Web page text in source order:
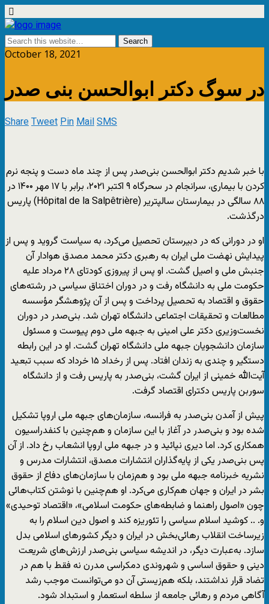
October 18, 2021
در سوگ دکتر ابوالحسن بنی صدر
ShareTweetPinMailSMS
با خبر شدیم دکتر ابوالحسن بنی‌صدر پس از چند ماه دست و پنجه نرم
کردن با بیماری، سرانجام در سحرگاه ۹ اکتبر ۲۰۲۱، برابر با ۱۷ مهر ۱۴۰۰ در
۸۸ سالگی در بیمارستان سالپتریر (Hôpital de la Salpêtrière) پاریس
درگذشت.
او در دورانی که در دبیرستان تحصیل می‌کرد، به سیاست گروید و پس از
پیدایش نهضت ملی ایران به رهبری دکتر محمد مصدق هوادار آن
جنبش ملی و اصیل گشت. او پس از پیروزی کودتای ۲۸ مرداد علیه
حکومت ملی به دانشگاه رفت و در دوران اختناق سیاسی در رشته‌های
حقوق و اقتصاد به تحصیل پرداخت و پس از آن پژوهشگر مؤسسه
مطالعات و تحقیقات اجتماعی دانشگاه تهران شد. بنی‌صدر در دوران
نخست‌وزیری دکتر علی امینی به جبهه ملی دوم پیوست و مسئول
سازمان‌ دانشجویان جبهه ملی دانشگاه تهران گشت. او در این رابطه
دستگیر و چندی به زندان افتاد. پس از رخداد ۱۵ خرداد که سبب تبعید
آیت‌الله خمینی از ایران گشت، بنی‌صدر به پاریس رفت و از دانشگاه
سوربن پاریس دکترای اقتصاد گرفت.
پیش از آمدن بنی‌صدر به فرانسه، سازمان‌های جبهه ملی اروپا تشکیل
شده بود و بنی‌صدر در آغاز با این سازمان و هم‌چنین با کنفدراسیون
همکاری کرد. اما دیری نپائید و در جبهه ملی اروپا انشعاب رخ داد. از آن
پس بنی‌صدر یکی از پایه‌گذاران انتشارات مصدق، انتشارات مدرس و
نشریه خبرنامه جبهه ملی بود و هم‌زمان با سازمان‌های دفاع از حقوق
بشر در ایران و جهان هم‌کاری می‌کرد. او هم‌چنین با نوشتن کتاب‌هائی
چون «اصول راهنما و ضابطه‌های حکومت اسلامی»، «اقتصاد توحیدی»
و. .. کوشید اسلام سیاسی را تئوریزه کند و اصول دین اسلام را به
زیرساخت انقلاب رهائی‌بخش در ایران و دیگر کشورهای اسلامی بدل
سازد. به‌عبارت دیگر، در اندیشه سیاسی بنی‌صدر ارزش‌های شریعت
دینی و حقوق اساسی و شهروندی دمکراسی مدرن نه فقط با هم در
تضاد قرار نداشتند، بلکه هم‌زیستی آن دو می‌توانست موجب رشد
آگاهی مردم و رهائی جامعه از سلطه استعمار و استبداد شود.